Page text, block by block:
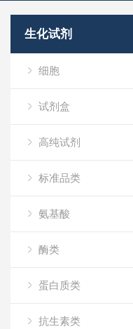
生化试剂
细胞
试剂盒
高纯试剂
标准品类
氨基酸
酶类
蛋白质类
抗生素类